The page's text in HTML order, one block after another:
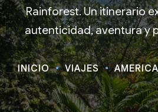
Rainforest. Un itinerario
autenticidad, aventura y
INICIO VIAJES AMÉRICA